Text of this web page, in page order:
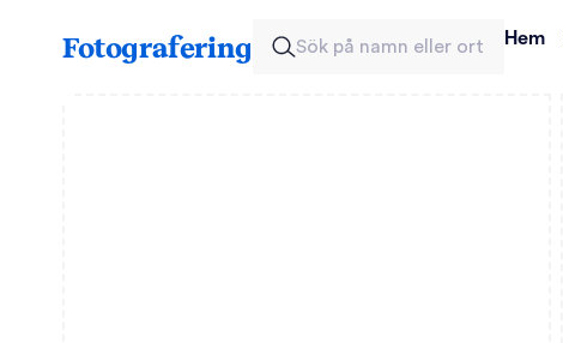
Fotografering Sök på namn eller ort Hem